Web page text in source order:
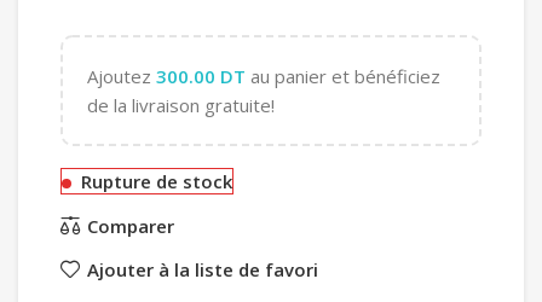
Ajoutez 300.00 DT au panier et bénéficiez
de la livraison gratuite!
Rupture de stock
Comparer
Ajouter à la liste de favori